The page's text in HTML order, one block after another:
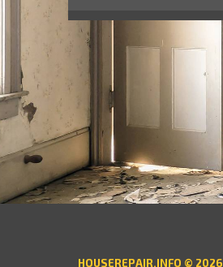
HOUSEREPAIR.INFO © 2026